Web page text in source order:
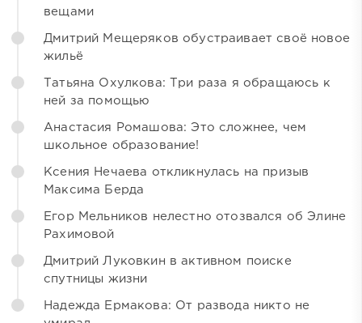
вещами
Дмитрий Мещеряков обустраивает своё новое
жильё
Татьяна Охулкова: Три раза я обращаюсь к
ней за помощью
Анастасия Ромашова: Это сложнее, чем
школьное образование!
Ксения Нечаева откликнулась на призыв
Максима Берда
Егор Мельников нелестно отозвался об Элине
Рахимовой
Дмитрий Луковкин в активном поиске
спутницы жизни
Надежда Ермакова: От развода никто не